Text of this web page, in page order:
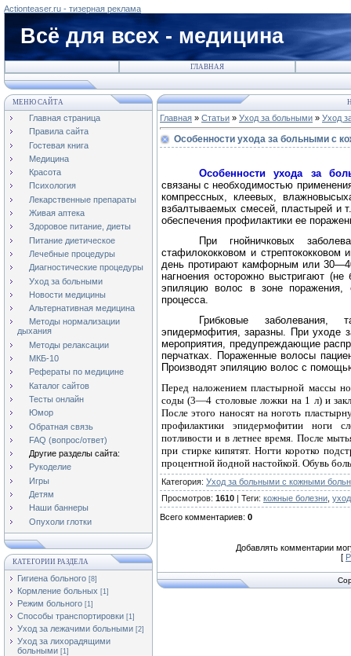
Actionteaser.ru - тизерная реклама
Всё для всех - медицина
ГЛАВНАЯ
МЕНЮ САЙТА
Главная страница
Правила сайта
Гостевая книга
Медицина
Красота
Психология
Лекарственные препараты
Живая аптека
Здоровое питание, диеты
Питание диетическое
Лечебные процедуры
Диагностические процедуры
Уход за больными
Новости медицины
Альтернативная медицина
Методы нормализации
дыхания
Методы релаксации
МКБ-10
Рефераты по медицине
Каталог сайтов
Тесты онлайн
Юмор
Обратная связь
FAQ (вопрос/ответ)
Другие разделы сайта:
Рукоделие
Игры
Детям
Наши баннеры
Опухоли глотки
КАТЕГОРИИ РАЗДЕЛА
Гигиена больного [8]
Кормление больных [1]
Режим больного [1]
Способы транспортировки [1]
Уход за лежачими больными [2]
Уход за лихорадящими
больными [1]
Главная » Статьи » Уход за больными » Уход
Особенности ухода за больными с
Особенности ухода за
связаны с необходимостью
компрессных, клеевых,
взбалтываемых смесей, пластырей и
обеспечения профилактики ее
При гнойничковых
стафилококковом и
день протирают камфорным или
нагноения осторожно выстригают
эпиляцию волос в зоне поражения,
процесса.
Грибковые заболевания,
эпидермофития, заразны. При уходе
мероприятия, предупреждающие
перчатках. Пораженные волосы
Производят эпиляцию волос с
Перед наложением пластырной массы
соды (3—4 столовые ложки на 1 л) и
После этого наносят на ноготь
профилактики эпидермофитии ноги
потливости и в летнее время. После
при стирке кипятят. Ногти коротко
процентной йодной настойкой. Обувь
Категория: Уход за больными с кожными
Просмотров: 1610 | Теги: кожные болезни уход
Всего комментариев: 0
Добавлять комментарии
[